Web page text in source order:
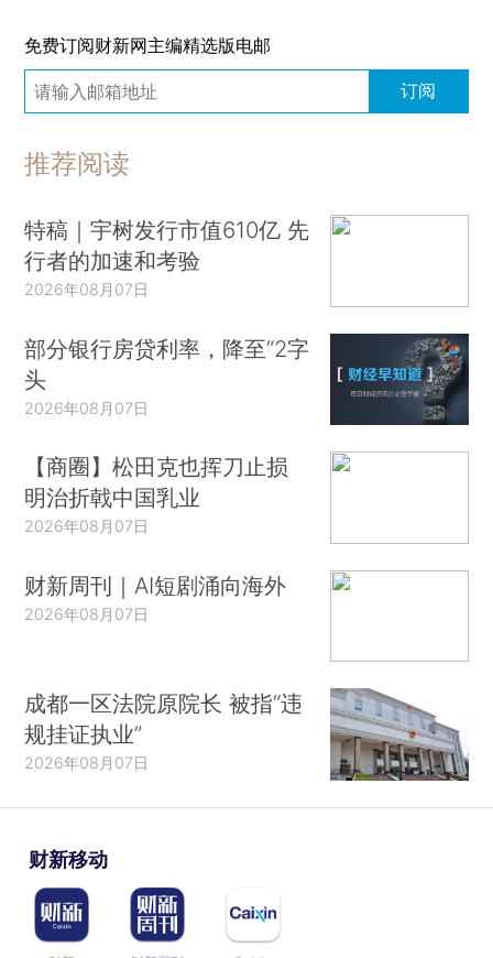
免费订阅财新网主编精选版电邮
订阅
推荐阅读
特稿｜宇树发行市值610亿 先
行者的加速和考验
2026年08月07日
部分银行房贷利率，降至“2字
头
2026年08月07日
【商圈】松田克也挥刀止损
明治折戟中国乳业
2026年08月07日
财新周刊｜AI短剧涌向海外
2026年08月07日
成都一区法院原院长 被指“违
规挂证执业”
2026年08月07日
财新移动